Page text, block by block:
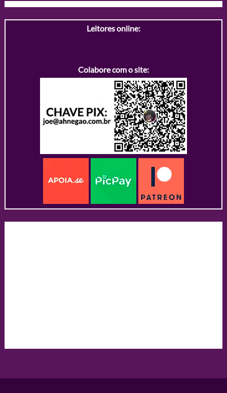
Leitores online:
Colabore com o site: